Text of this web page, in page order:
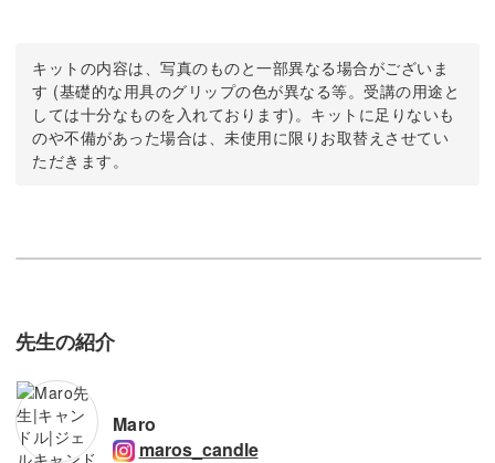
キットの内容は、写真のものと一部異なる場合がございま
す (基礎的な用具のグリップの色が異なる等。受講の用途と
しては十分なものを入れております)。キットに足りないも
のや不備があった場合は、未使用に限りお取替えさせてい
ただきます。
先生の紹介
Maro
maros_candle